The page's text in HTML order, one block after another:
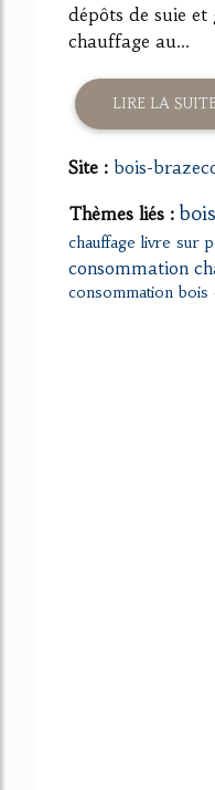
dépôts de suie
chauffage au...
LIRE LA
Site : bois-
Thèmes liés :
chauffage livre sur
consommation
consommation bois